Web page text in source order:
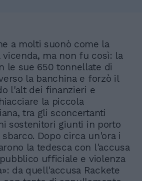
a molti suonò come la
ma non fu così: la
le sue 650 tonnellate di
la banchina e forzò il
l'alt dei finanzieri e
la piccola
tra gli sconcertanti
sostenitori giunti in porto
Dopo circa un'ora i
la tedesca con l'accusa
ufficiale e violenza
da quell'accusa Rackete